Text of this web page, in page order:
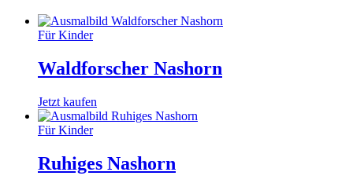
Für Kinder
Waldforscher Nashorn
Jetzt kaufen
Für Kinder
Ruhiges Nashorn